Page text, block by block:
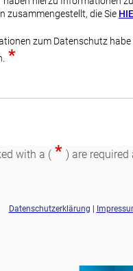
zusammengestellt, die Sie
zum Datenschutz
*
with a ( * ) are
Datenschutzerklärung